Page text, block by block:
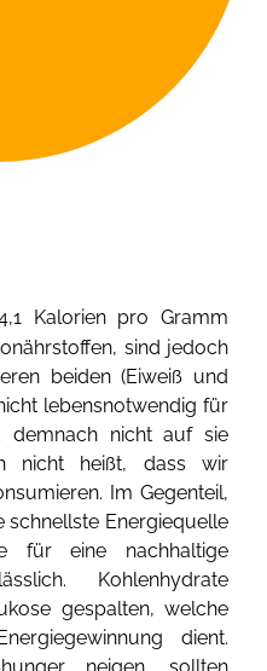
Kalorien pro Gramm
sind jedoch
beiden (Eiweiß und
lebensnotwendig für
demnach nicht auf sie
nicht heißt, dass wir
Im Gegenteil,
schnellste Energiequelle
für eine nachhaltige
Kohlenhydrate
gespalten, welche
dient.